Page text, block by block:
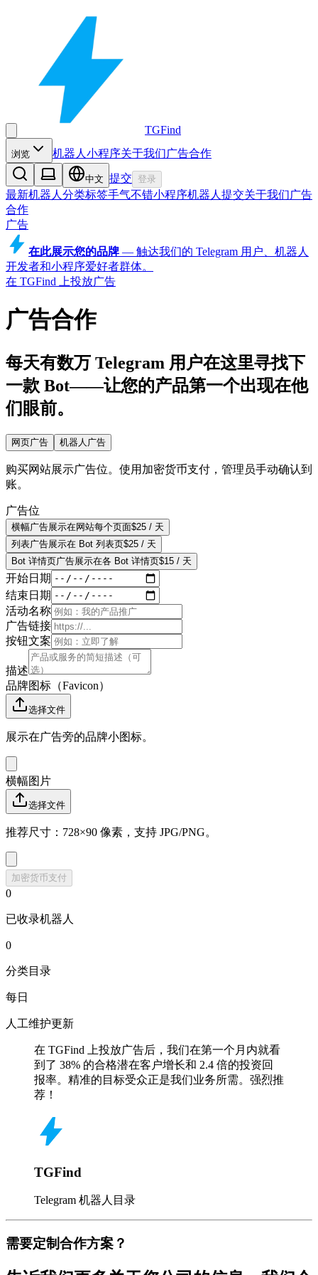
TGFind
浏览 机器人 小程序关于我们广告合作
中文 提交 登录
最新机器人 分类标签手气不错小程序机器人 提交关于我们广告
合作
广告
在此展示您的品牌 — 触达我们的 Telegram 用户、机器人
开发者和小程序爱好者群体。
在 TGFind 上投放广告
广告合作
每天有数万 Telegram 用户在这里寻找下
一款 Bot——让您的产品第一个出现在他
们眼前。
网页广告 机器人广告
购买网站展示广告位。使用加密货币支付，管理员手动确认到
账。
广告位
横幅广告 展示在网站每个页面$25 / 天
列表广告 展示在 Bot 列表页$25 / 天
Bot 详情页广告 展示在各 Bot 详情页$15 / 天
开始日期
结束日期
活动名称
广告链接
按钮文案
描述
品牌图标（Favicon）
选择文件
展示在广告旁的品牌小图标。
横幅图片
选择文件
推荐尺寸：728×90 像素，支持 JPG/PNG。
加密货币支付
0
已收录机器人
0
分类目录
每日
人工维护更新
在 TGFind 上投放广告后，我们在第一个月内就看
到了 38% 的合格潜在客户增长和 2.4 倍的投资回
报率。精准的目标受众正是我们业务所需。强烈推
荐！
TGFind
Telegram 机器人目录
需要定制合作方案？